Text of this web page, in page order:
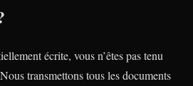
écrite, vous n’êtes pas tenu
transmettons tous les documents